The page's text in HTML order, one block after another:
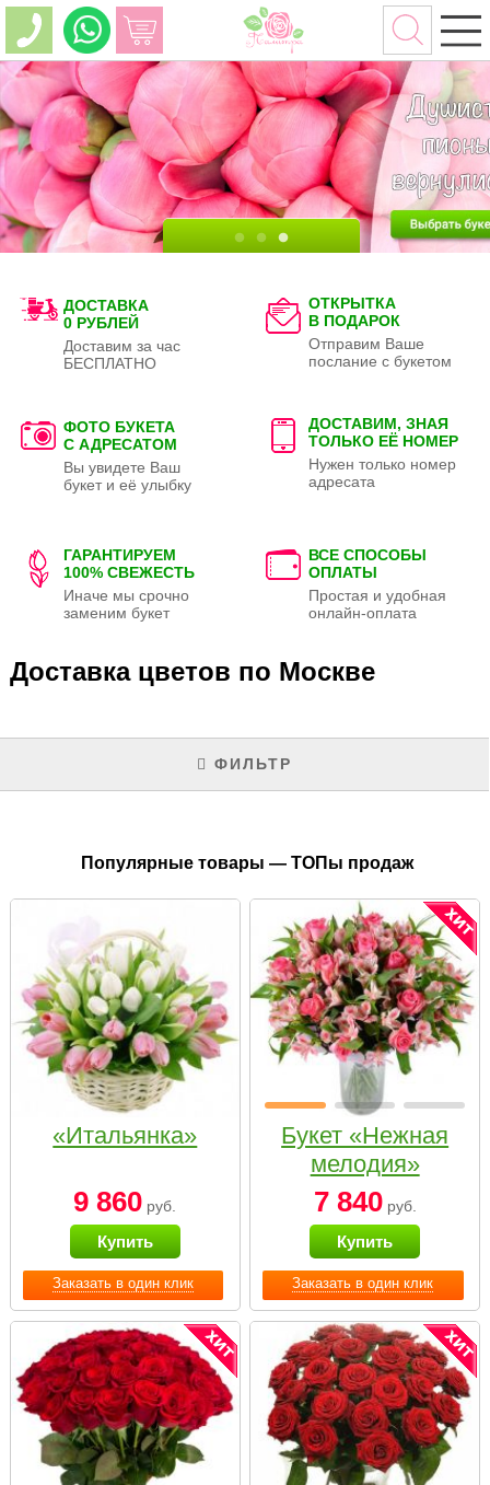
ДОСТАВКА
0 РУБЛЕЙ
Доставим за час
БЕСПЛАТНО
ОТКРЫТКА
В ПОДАРОК
Отправим Ваше
послание с букетом
ФОТО БУКЕТА
С АДРЕСАТОМ
Вы увидете Ваш
букет и её улыбку
ДОСТАВИМ, ЗНАЯ
ТОЛЬКО ЕЁ НОМЕР
Нужен только номер
адресата
ГАРАНТИРУЕМ
100% СВЕЖЕСТЬ
Иначе мы срочно
заменим букет
ВСЕ СПОСОБЫ
ОПЛАТЫ
Простая и удобная
онлайн-оплата
Доставка цветов по Москве
ФИЛЬТР
Популярные товары — ТОПы продаж
Заказать в один клик
«Итальянка»
9 860 руб.
Купить
Заказать в один клик
Букет «Нежная
мелодия»
7 840руб.
Купить